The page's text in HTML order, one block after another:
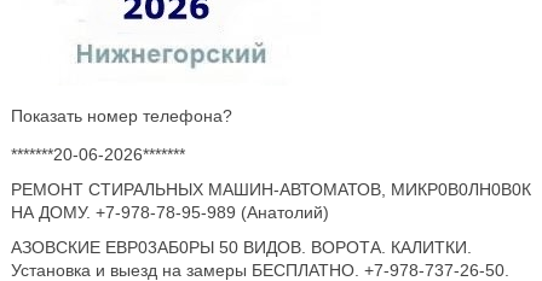
Показать номер телефона?
*******20-06-2026*******
РЕМОНТ СТИРАЛЬНЫХ МАШИН-АВТОМАТОВ, МИКР0В0ЛН0В0К
НА ДОМУ. +7-978-78-95-989 (Анатолий)
АЗОВСКИЕ ЕВР03АБ0РЫ 50 ВИДОВ. ВОРОТА. КАЛИТКИ.
Установка и выезд на замеры БЕСПЛАТНО. +7-978-737-26-50.